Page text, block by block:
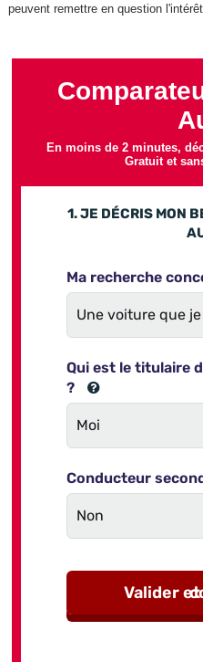
peuvent remettre en question
En moins de 2 minutes,
Gratuit et